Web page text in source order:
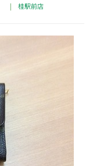
|桂駅前店